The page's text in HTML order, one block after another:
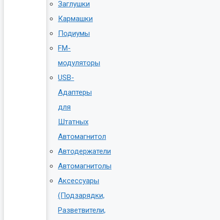
Заглушки
Кармашки
Подиумы
FM-
модуляторы
USB-
Адаптеры
для
Штатных
Автомагнитол
Автодержатели
Автомагнитолы
Аксессуары
(Подзарядки,
Разветвители,